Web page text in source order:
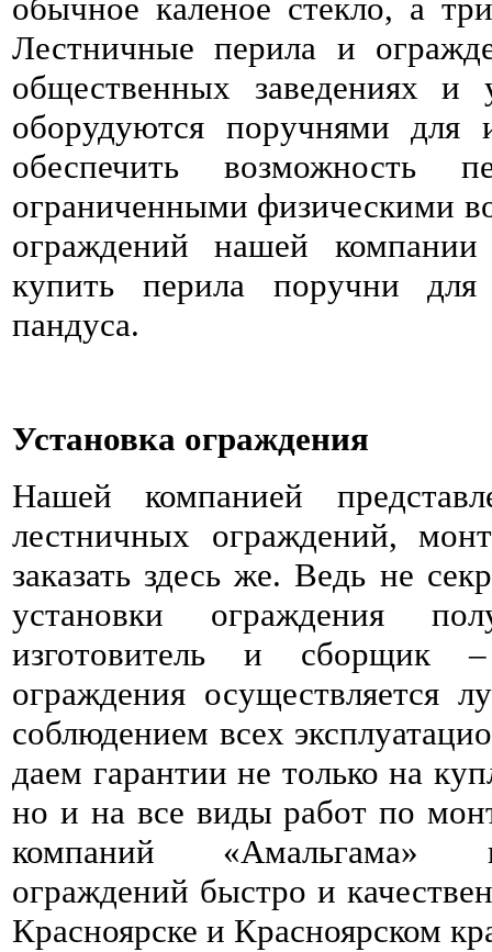
обычное каленое стекло, а
Лестничные перила и
общественных заведениях и
оборудуются поручнями для
обеспечить возможность
ограниченными физическими
ограждений нашей
купить перила поручни для
пандуса.
Установка ограждения
Нашей компанией
лестничных ограждений,
заказать здесь же. Ведь не
установки ограждения
изготовитель и
ограждения осуществляется
соблюдением всех
даем гарантии не только на
но и на все виды работ по
компаний «Амальгама»
ограждений быстро и
Красноярске и Красноярском